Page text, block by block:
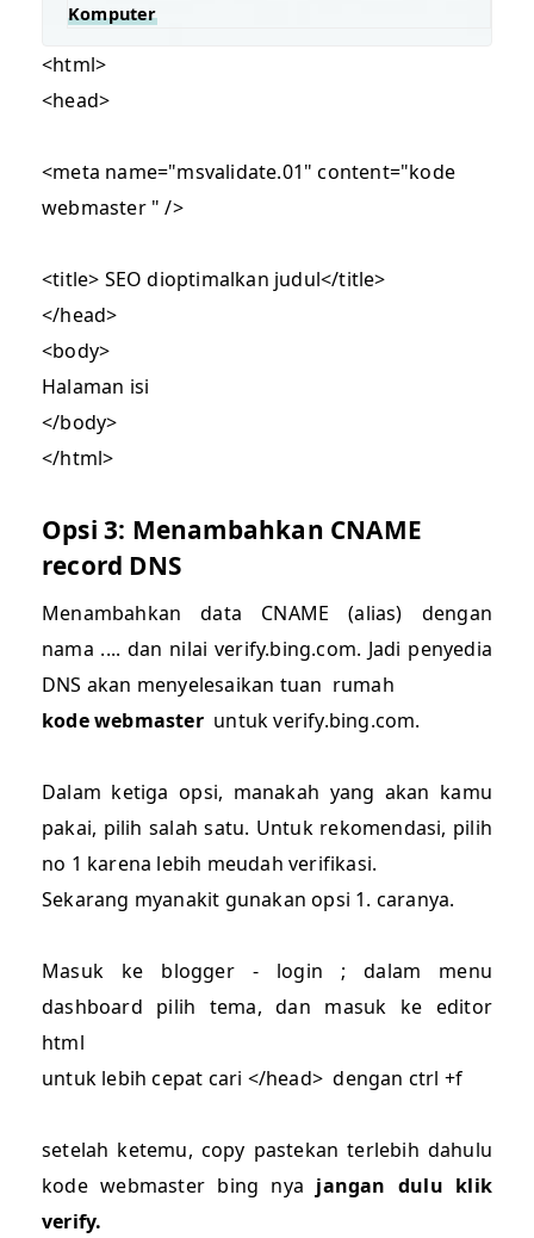
Komputer
<html>
<head>
<meta name="msvalidate.01" content="kode
webmaster " />
<title> SEO dioptimalkan judul</title>
</head>
<body>
Halaman isi
</body>
</html>
Opsi 3: Menambahkan CNAME
record DNS
Menambahkan data CNAME (alias) dengan
nama .... dan nilai verify.bing.com. Jadi penyedia
DNS akan menyelesaikan tuan rumah
kode webmaster untuk verify.bing.com.
Dalam ketiga opsi, manakah yang akan kamu
pakai, pilih salah satu. Untuk rekomendasi, pilih
no 1 karena lebih meudah verifikasi.
Sekarang myanakit gunakan opsi 1. caranya.
Masuk ke blogger - login ; dalam menu
dashboard pilih tema, dan masuk ke editor
html
untuk lebih cepat cari </head> dengan ctrl +f
setelah ketemu, copy pastekan terlebih dahulu
kode webmaster bing nya jangan dulu klik
verify.